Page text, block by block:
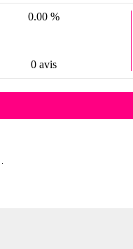
0.00 %
0 avis